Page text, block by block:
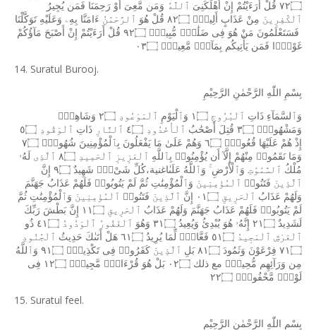
٧٢۝ قُلْ أَرَءَيْتُمْ إِنْ أَهْلَكَنِىَ ٱللَّهُ وَمَن مَّعِىَ أَوْ رَحِمَنَا فَمَن يُجِيرُ
ٱلْكَٰفِرِينَ مِنْ عَذَابٍ أَلِيمٍۢ ٨٢۝ قُلْ هُوَ ٱلرَّحْمَٰنُ ءَامَنَّا بِهِۦ وَعَلَيْهِ تَوَكَّلْنَا
فَسَتَعْلَمُونَ مَنْ هُوَ فِى ضَلَٰلٍۢ مُّبِينٍۢ ٩٢۝ قُلْ أَرَءَيْتُمْ إِنْ أَصْبَحَ مَآؤُكُمْ
غَوْرًۭا
فَمَن يَأْتِيكُم بِمَآءٍۢ مَّعِينٍۭ ٠٣۝
14. Suratul Burooj.
بِسْمِ اللّٰهِ الرَّحْمٰنِ الرَّحِيْمِ
وَٱلسَّمَآءِ ذَاتِ ٱلْبُرُوجِ ١۝ وَٱلْيَوْمِ ٱلْمَوْعُودِ ٢۝ وَشَاهِدٍۢ
وَمَشْهُودٍۢ ٣۝ قُتِلَ أَصْحَٰبُ ٱلْأُخْدُودِ ٤۝ ٱلنَّارِ ذَاتِ ٱلْوَقُودِ ٥۝
إِذْ هُمْ عَلَيْهَا قُعُودٌۭ ٦۝ وَهُمْ عَلَىٰ مَا يَفْعَلُونَ بِٱلْمُؤْمِنِينَ شُهُودٌۭ ٧۝
وَمَا نَقَمُوا۟ مِنْهُمْ إِلَّآ أَن يُؤْمِنُوا۟ بِٱللَّهِ ٱلْعَزِيزِ ٱلْحَمِيدِ ٨۝ ٱلَّذِى لَهُۥ
مُلْكُ ٱلسَّمَٰوَٰتِ وَٱلْأَرْضِ وَٱللَّهُ عَلَىٰاغنية،كُلِّ شَىْءٍۢ شَهِيدٌ ٩۝ إِنَّ
ٱلَّذِينَ فَتَنُوا۟ ٱلْمُؤْمِنِينَ وَٱلْمُؤْمِنَٰتِ ثُمَّ لَمْ يَتُوبُوا۟ فَلَهُمْ عَذَابُ جَهَنَّمَ
وَلَهُمْ عَذَابُ ٱلْحَرِيقِ ٠١۝ إِنَّ ٱلَّذِينَ فَتَنُوا۟ ٱلْمُؤْمِنِينَ وَٱلْمُؤْمِنَٰتِ ثُمَّ
لَمْ يَتُوبُوا۟ فَلَهُمْ عَذَابُ جَهَنَّمَ وَلَهُمْ عَذَابُ ٱلْحَرِيقِ ١١۝ إِنَّ بَطْشَ رَبِّكَ
لَشَدِيدٌ ٢١۝ إِنَّهُۥ هُوَ يُبْدِئُ وَيُعِيدُ ٣١۝ وَهُوَ ٱلْغَفُورُ ٱلْوَدُودُ ٤١۝ ذُو
ٱلْعَرْشِ ٱلْمَجِيدُ ٥١۝ فَعَّالٌۭ لِّمَا يُرِيدُ ٦١۝ هَلْ أَتَىٰكَ حَدِيثُ ٱلْجُنُودِ
٧١۝ فِرْعَوْنَ وَثَمُودَ ٨١۝ بَلِ ٱلَّذِينَ كَفَرُوا۟ فِى تَكْذِيبٍۢ ٩١۝ وَٱللَّهُ
مِن وَرَآئِهِم مُّحِيطٌۢ مع ذلك ٠٢۝ بَلْ هُوَ قُرْءَانٌۭ مَّجِيدٌۭ ١٢۝ فِى
لَوْحٍۢ مَّحْفُوظٍۭ ٢٢۝
15. Suratul feel.
بِسْمِ اللّٰهِ الرَّحْمٰنِ الرَّحِيْمِ